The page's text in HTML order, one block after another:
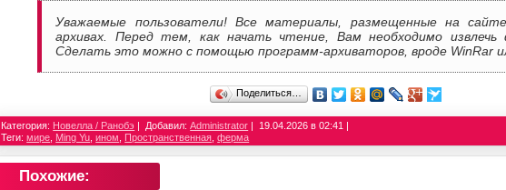
Уважаемые пользователи! Все материалы, размещенные на
архивах. Перед тем, как начать чтение, Вам необходимо извлечь
Сделать это можно с помощью программ-архиваторов, вроде WinRar
Поделиться…
Категория: Новелла / Ранобэ Добавил:Administrator
19.04.2026 в 02:41
Теги:мире Ming Yu ,ином Пространственная ,ферма
Похожие: